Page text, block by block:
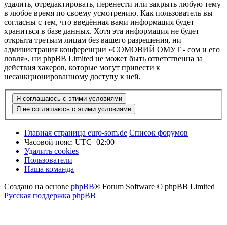
удалить, отредактировать, перенести или закрыть любую тему
в любое время по своему усмотрению. Как пользователь вы
согласны с тем, что введённая вами информация будет
храниться в базе данных. Хотя эта информация не будет
открыта третьим лицам без вашего разрешения, ни
администрация конференции «СОМОВИЙ ОМУТ - сом и его
ловля», ни phpBB Limited не может быть ответственна за
действия хакеров, которые могут привести к
несанкционированному доступу к ней.
Главная страница euro-som.de Список форумов
Часовой пояс: UTC+02:00
Удалить cookies
Пользователи
Наша команда
Создано на основе phpBB® Forum Software © phpBB Limited
Русская поддержка phpBB